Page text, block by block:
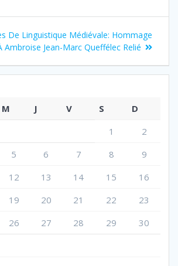
De Linguistique Médiévale: Hommage
Ambroise Jean-Marc Queffélec Relié
M J V S
D
1
2
5 6 7 8
9
12 13 14 15
16
19 20 21 22
23
26 27 28 29
30